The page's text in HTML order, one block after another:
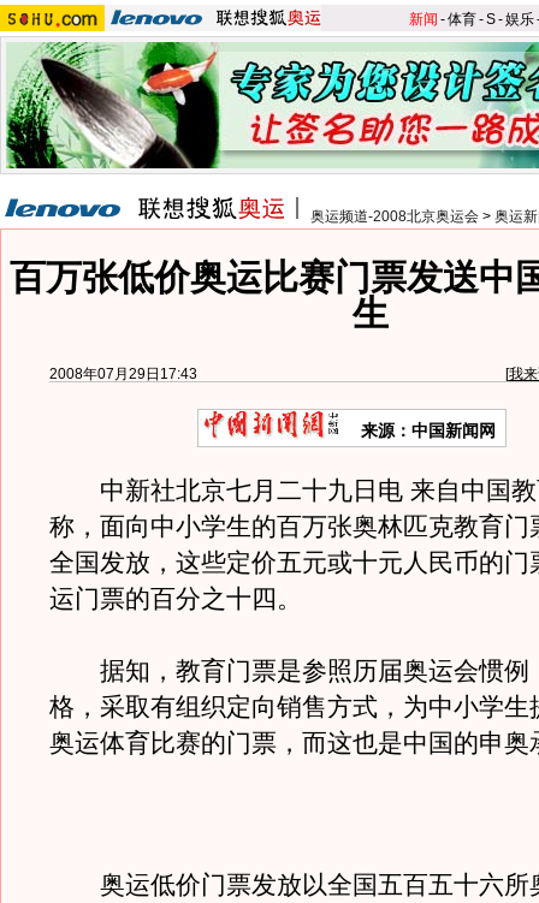
新闻 -体育-S-娱乐
奥运频道-2008北京奥运会 > 奥运
百万张低价奥运比赛门票发送中
生
2008年07月29日17:43 [我
来源：中国新闻网
中新社北京七月二十九日电 来自中国教
称，面向中小学生的百万张奥林匹克教育门
全国发放，这些定价五元或十元人民币的门
运门票的百分之十四。
据知，教育门票是参照历届奥运会惯例
格，采取有组织定向销售方式，为中小学生
奥运体育比赛的门票，而这也是中国的申奥
奥运低价门票发放以全国五百五十六所